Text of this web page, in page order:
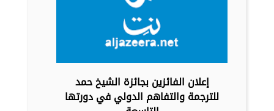
إعلان الفائزين بجائزة الشيخ حمد
للترجمة والتفاهم الدولي في دورتها